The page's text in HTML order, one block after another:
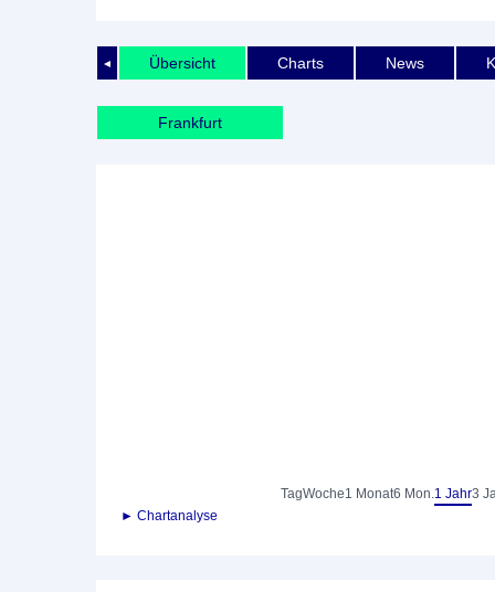
◄ Übersicht Charts News
Frankfurt
TagWoche1 Monat6 Mon.1 Jahr3
► Chartanalyse